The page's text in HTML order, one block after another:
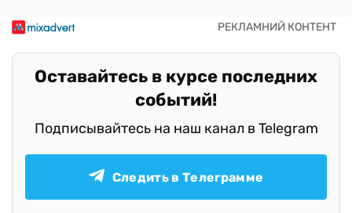
Оставайтесь в курсе последних
событий!
Подписывайтесь на наш канал в Telegram
Следить в Телеграмме